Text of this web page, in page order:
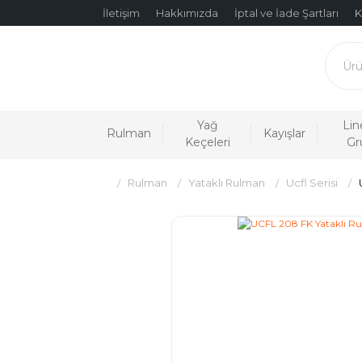
İletişim Hakkımızda İptal ve İade Şartları
Rulman
Yağ
Keçeleri
Kayışlar
Rulman Yataklı Rulman Ucfl Serisi